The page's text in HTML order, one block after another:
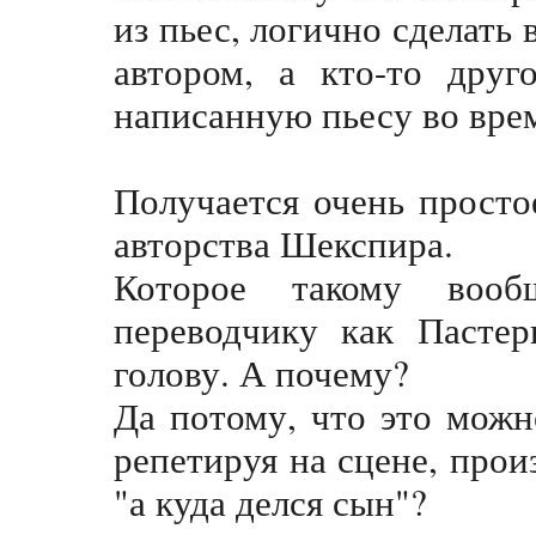
из пьес, логично
автором, а кто-то
написанную пьесу во
Получается очень
авторства Шекспира.
Которое такому
переводчику как
голову. А почему?
Да потому, что это
репетируя на сцене,
"а куда делся сын"?